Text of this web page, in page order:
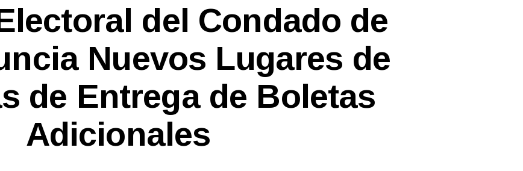
del Condado de
Nuevos Lugares de
de Entrega de Boletas
Adicionales
y
W
b
Si